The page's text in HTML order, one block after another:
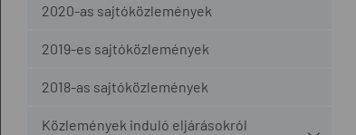
2020-as sajtóközlemények
2019-es sajtóközlemények
2018-as sajtóközlemények
Közlemények induló eljárásokról